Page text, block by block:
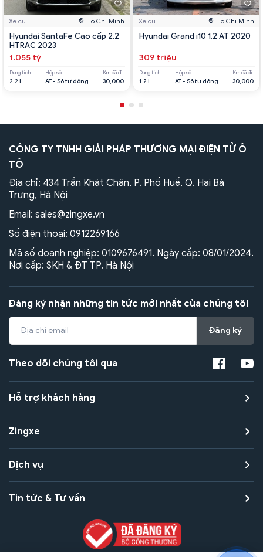
Xe cũ Hồ Chí Minh
Hyundai SantaFe Cao cấp 2.2
HTRAC 2023
1.055 tỷ
Dung tích
2.2 L
Hộp số
AT - Số tự động
Km đã đi
30,000
Xe cũ Hồ Chí Minh
Hyundai Grand i10 1.2 AT 2020
309 triệu
Dung tích
1.2 L
Hộp số
AT - Số tự động
Km đã đi
30,000
CÔNG TY TNHH GIẢI PHÁP THƯƠNG MẠI ĐIỆN TỬ Ô
TÔ
Địa chỉ: 434 Trần Khát Chân, P. Phố Huế, Q. Hai Bà
Trưng, Hà Nội
Email: sales@zingxe.vn
Số điện thoại: 0912269166
Mã số doanh nghiệp: 0109676491. Ngày cấp: 08/01/2024.
Nơi cấp: SKH & ĐT TP. Hà Nội
Đăng ký nhận những tin tức mới nhất của chúng tôi
Đăng ký
Theo dõi chúng tôi qua
Hỗ trợ khách hàng
Zingxe
Dịch vụ
Tin tức & Tư vấn